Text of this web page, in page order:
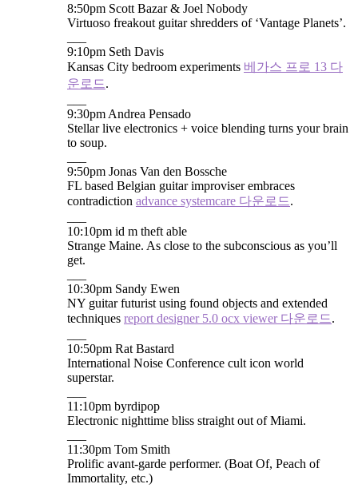
8:50pm Scott Bazar & Joel Nobody
Virtuoso freakout guitar shredders of ‘Vantage Planets’.
9:10pm Seth Davis
Kansas City bedroom experiments 베가스 프로 13 다
운로드.
9:30pm Andrea Pensado
Stellar live electronics + voice blending turns your brain
to soup.
9:50pm Jonas Van den Bossche
FL based Belgian guitar improviser embraces
contradiction advance systemcare 다운로드.
10:10pm id m theft able
Strange Maine. As close to the subconscious as you’ll
get.
10:30pm Sandy Ewen
NY guitar futurist using found objects and extended
techniques report designer 5.0 ocx viewer 다운로드.
10:50pm Rat Bastard
International Noise Conference cult icon world
superstar.
11:10pm byrdipop
Electronic nighttime bliss straight out of Miami.
11:30pm Tom Smith
Prolific avant-garde performer. (Boat Of, Peach of
Immortality, etc.)